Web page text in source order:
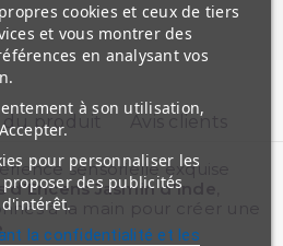
du produit Avis clients
sensorielle exquise
Jasmin d'Inde
à la main pour créer une
.
cookies et ceux de tiers
et vous montrer des
en analysant vos
à son utilisation,
pour personnaliser les
des publicités
d'intérêt.
la confidentialité et les